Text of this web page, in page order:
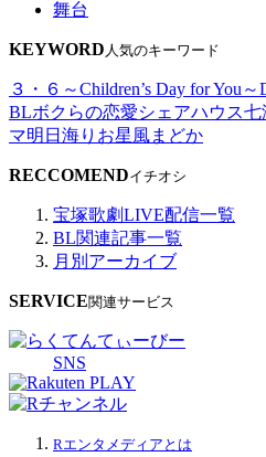
舞台
KEYWORD 人気のキーワード
３・６～Children’s Day for You～
BLボクらの恋愛シェアハウス七
マ明日海りお星風まどか
RECCOMENDイチオシ
宝塚歌劇LIVE配信一覧
BL関連記事一覧
月別アーカイブ
SERVICE関連サービス
SNS
Rエンタメディアとは